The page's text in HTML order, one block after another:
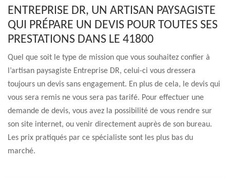
ENTREPRISE DR, UN ARTISAN PAYSAGISTE
QUI PRÉPARE UN DEVIS POUR TOUTES SES
PRESTATIONS DANS LE 41800
Quel que soit le type de mission que vous souhaitez confier à
l’artisan paysagiste Entreprise DR, celui-ci vous dressera
toujours un devis sans engagement. En plus de cela, le devis qui
vous sera remis ne vous sera pas tarifé. Pour effectuer une
demande de devis, vous avez la possibilité de vous rendre sur
son site internet, ou venir directement auprès de son bureau.
Les prix pratiqués par ce spécialiste sont les plus bas du
marché.